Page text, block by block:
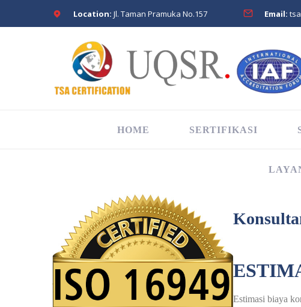
Location: Jl. Taman Pramuka No.157 Email:
HOME SERTIFIKASI
Estimasi biaya